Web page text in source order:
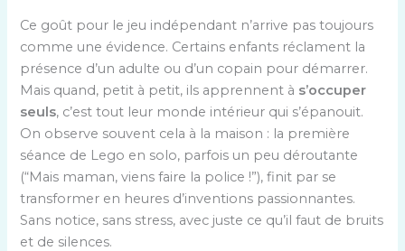
Ce goût pour le jeu indépendant n’arrive pas toujours
comme une évidence. Certains enfants réclament la
présence d’un adulte ou d’un copain pour démarrer.
Mais quand, petit à petit, ils apprennent à s’occuper
seuls, c’est tout leur monde intérieur qui s’épanouit.
On observe souvent cela à la maison : la première
séance de Lego en solo, parfois un peu déroutante
(“Mais maman, viens faire la police !”), finit par se
transformer en heures d’inventions passionnantes.
Sans notice, sans stress, avec juste ce qu’il faut de bruits
et de silences.